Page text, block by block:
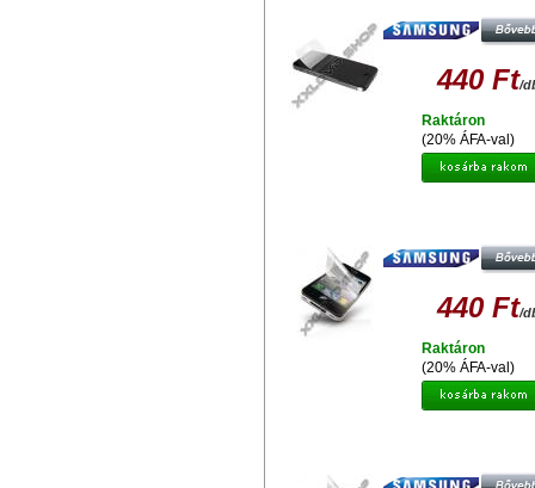
440 Ft/
(20% ÁFA-val)
Raktáron
MINI
440 Ft/
(20% ÁFA-val)
Raktáron
MINI